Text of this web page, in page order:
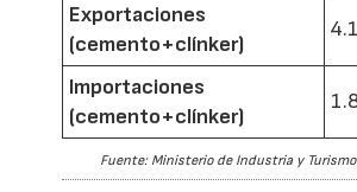
Exportaciones
(cemento+clínker)
Importaciones
(cemento+clínker)
Fuente: Ministerio de Industria y